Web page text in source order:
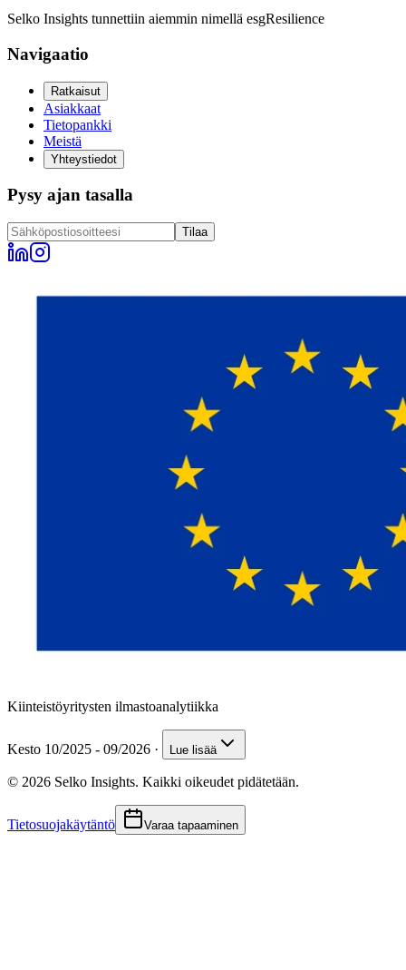
Selko Insights tunnettiin aiemmin nimellä esgResilience
Navigaatio
Ratkaisut
Asiakkaat
Tietopankki
Meistä
Yhteystiedot
Pysy ajan tasalla
Tilaa
Kiinteistöyritysten ilmastoanalytiikka
Kesto 10/2025 - 09/2026 · Lue lisää
© 2026 Selko Insights. Kaikki oikeudet pidätetään.
Tietosuojakäytäntö Varaa tapaaminen